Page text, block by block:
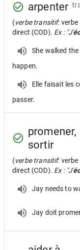
arpenter
(verbe transitif:
direct (COD). Ex : "J'
She walked
happen.
Elle faisait les
passer.
promener,
sortir
(verbe transitif:
direct (COD). Ex : "J'
Jay needs to
Jay doit